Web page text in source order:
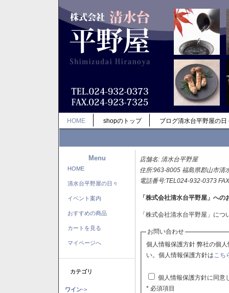
HOME shopのトップ ブログ清水台平野屋の日
Menu
HOME
清水台平野屋の日々
イベント案内
おすすめの商品
カートを見る
マイページへ
カテゴリ
ワイン->
店舗名: 清水台平野屋
住所:963-8005 福島県郡山市清
電話番号:TEL024-932-0373
「株式会社清水台平野屋」への
「株式会社清水台平野屋」に
お問い合わせ
個人情報保護方針 弊社の個人情報保護方針に同意される場合はチェックボックスをクリックしてくださ
い。個人情報保護方針はこち
個人情報保護方針に同意
* 必須項目